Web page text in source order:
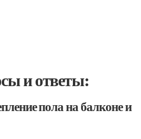
и ответы:
пола на балконе и